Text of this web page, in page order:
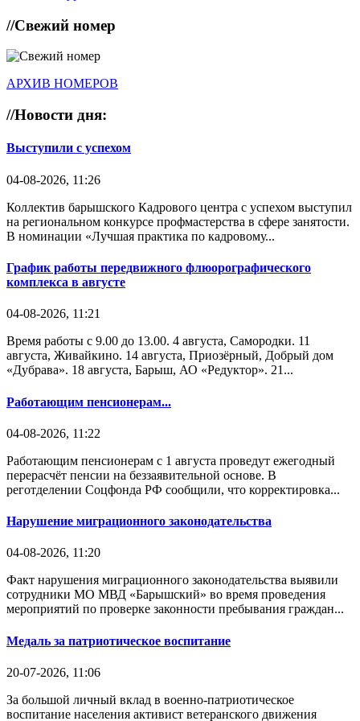
//Свежий номер
АРХИВ НОМЕРОВ
//Новости дня:
Выступили с успехом
04-08-2026, 11:26
Коллектив барышского Кадрового центра с успехом выступил
на региональном конкурсе профмастерства в сфере занятости.
В номинации «Лучшая практика по кадровому...
График работы передвижного флюорографического
комплекса в августе
04-08-2026, 11:21
Время работы с 9.00 до 13.00. 4 августа, Самородки. 11
августа, Живайкино. 14 августа, Приозёрный, Добрый дом
«Дубрава». 18 августа, Барыш, АО «Редуктор». 21...
Работающим пенсионерам...
04-08-2026, 11:22
Работающим пенсионерам с 1 августа проведут ежегодный
перерасчёт пенсии на беззаявительной основе. В
реготделении Соцфонда РФ сообщили, что корректировка...
Нарушение миграционного законодательства
04-08-2026, 11:20
Факт нарушения миграционного законодательства выявили
сотрудники МО МВД «Барышский» во время проведения
мероприятий по проверке законности пребывания граждан...
Медаль за патриотическое воспитание
20-07-2026, 11:06
За большой личный вклад в военно-патриотическое
воспитание населения активист ветеранского движения